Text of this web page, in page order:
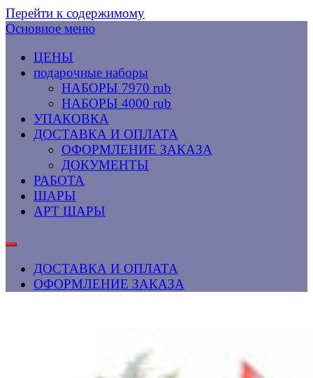
Перейти к содержимому
Основное меню
ЦЕНЫ
подарочные наборы
НАБОРЫ 7970 rub
НАБОРЫ 4000 rub
УПАКОВКА
ДОСТАВКА И ОПЛАТА
ОФОРМЛЕНИЕ ЗАКАЗА
ДОКУМЕНТЫ
РАБОТА
ШАРЫ
АРТ ШАРЫ
ДОСТАВКА И ОПЛАТА
ОФОРМЛЕНИЕ ЗАКАЗА